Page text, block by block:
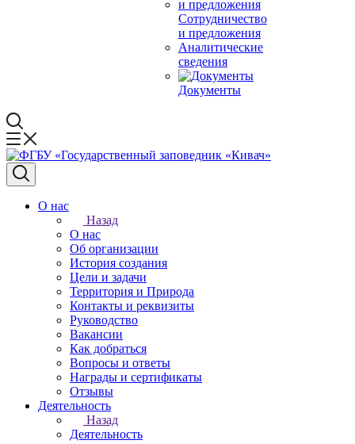
Сотрудничество
и предложения
Аналитические
сведения
Документы
О нас
Назад
О нас
Об организации
История создания
Цели и задачи
Территория и Природа
Контакты и реквизиты
Руководство
Вакансии
Как добраться
Вопросы и ответы
Награды и сертификаты
Отзывы
Деятельность
Назад
Деятельность